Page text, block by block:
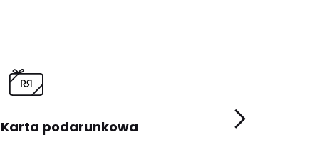
Karta podarunkowa Program